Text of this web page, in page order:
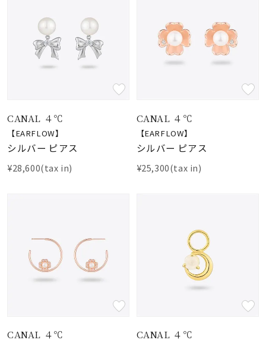
CANAL ４℃
【EARFLOW】
シルバー ピアス
¥28,600(tax in)
CANAL ４℃
【EARFLOW】
シルバー ピアス
¥25,300(tax in)
CANAL ４℃ CANAL ４℃